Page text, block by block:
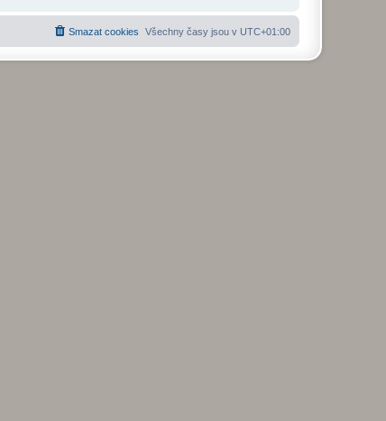
Všechny časy jsou v UTC+01:00
Smazat cookies